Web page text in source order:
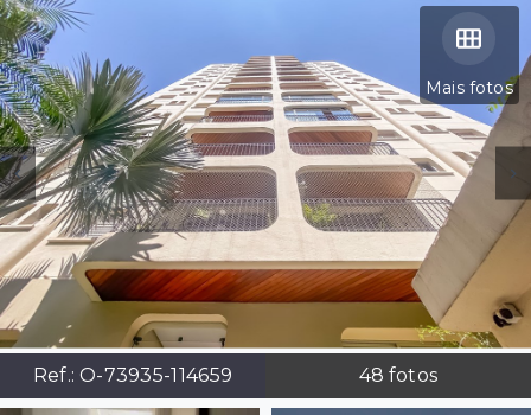
Mais fotos
Ref.: O-73935-114659 48 fotos